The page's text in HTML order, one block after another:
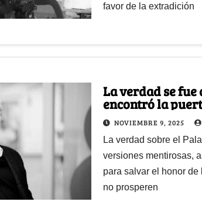
favor de la extradición
La verdad se
encontró la
NOVIEMBRE 9, 2025
La verdad sobre el
versiones mentirosas,
para salvar el honor
no prosperen